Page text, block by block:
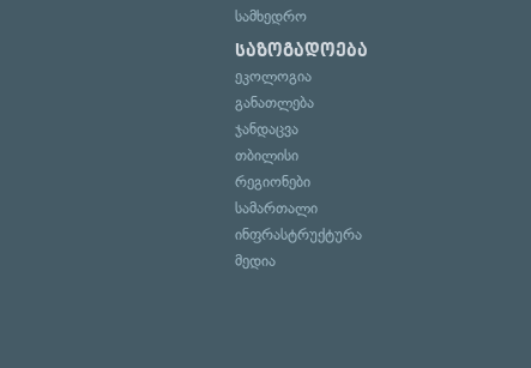
სამხედრო
საზოგადოება
ეკოლოგია
განათლება
ჯანდაცვა
თბილისი
რეგიონები
სამართალი
ინფრასტრუქტურა
მედია